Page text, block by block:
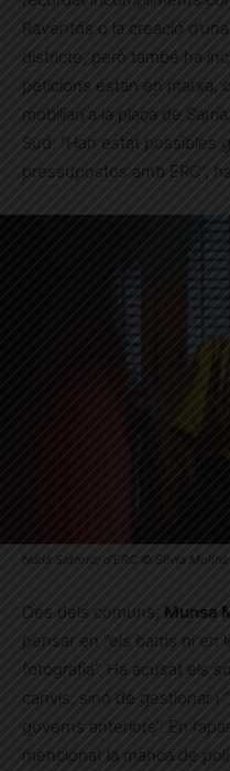
Raventós o la creació
districte, però també ha
peticions estan en marxa,
mobiliari a la plaça de
Sud: “Han estat possibles
pressupostos amb ERC”,
Núria Satorra, d’ERC © Sílvia Molina
Des dels comuns, Munsa
pensar en “els barris ni en
fotografia”. Ha acusat els
canvis, sinó de gestionar i
governs anteriors”. En
mencionat la manca de